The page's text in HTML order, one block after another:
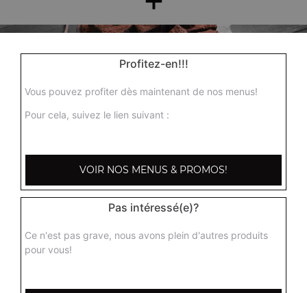
barre glacée mars, barre glacée twix, barre snickers
+
Profitez-en!!!
Vous pouvez profiter dès maintenant de nos menus!
Pour cela, suivez le lien suivant :
VOIR NOS MENUS & PROMOS!
Pas intéressé(e)?
Ce n'est pas grave, nous avons plein d'autres produits
pour vous!